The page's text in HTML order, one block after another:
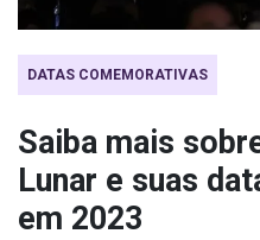
DATAS COMEMORATIVAS
Saiba mais
Lunar e suas
em 2023